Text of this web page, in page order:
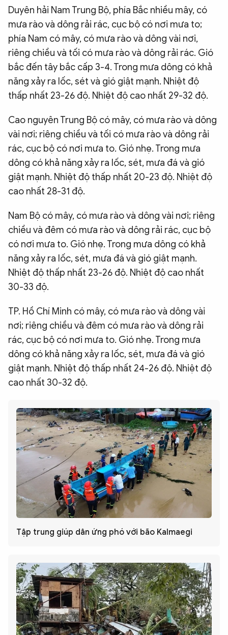
Duyên hải Nam Trung Bộ, phía Bắc nhiều mây, có
mưa rào và dông rải rác, cục bộ có nơi mưa to;
phía Nam có mây, có mưa rào và dông vài nơi,
riêng chiều và tối có mưa rào và dông rải rác. Gió
bắc đến tây bắc cấp 3-4. Trong mưa dông có khả
năng xảy ra lốc, sét và gió giật mạnh. Nhiệt độ
thấp nhất 23-26 độ. Nhiệt độ cao nhất 29-32 độ.
Cao nguyên Trung Bộ có mây, có mưa rào và dông
vài nơi; riêng chiều và tối có mưa rào và dông rải
rác, cục bộ có nơi mưa to. Gió nhẹ. Trong mưa
dông có khả năng xảy ra lốc, sét, mưa đá và gió
giật mạnh. Nhiệt độ thấp nhất 20-23 độ. Nhiệt độ
cao nhất 28-31 độ.
Nam Bộ có mây, có mưa rào và dông vài nơi; riêng
chiều và đêm có mưa rào và dông rải rác, cục bộ
có nơi mưa to. Gió nhẹ. Trong mưa dông có khả
năng xảy ra lốc, sét, mưa đá và gió giật mạnh.
Nhiệt độ thấp nhất 23-26 độ. Nhiệt độ cao nhất
30-33 độ.
TP. Hồ Chí Minh có mây, có mưa rào và dông vài
nơi; riêng chiều và đêm có mưa rào và dông rải
rác, cục bộ có nơi mưa to. Gió nhẹ. Trong mưa
dông có khả năng xảy ra lốc, sét, mưa đá và gió
giật mạnh. Nhiệt độ thấp nhất 24-26 độ. Nhiệt độ
cao nhất 30-32 độ.
Tập trung giúp dân ứng phó với bão Kalmaegi